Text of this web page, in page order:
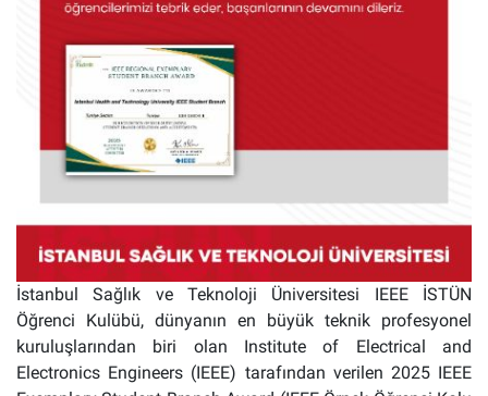
İstanbul Sağlık ve Teknoloji Üniversitesi IEEE İSTÜN
Öğrenci Kulübü, dünyanın en büyük teknik profesyonel
kuruluşlarından biri olan Institute of Electrical and
Electronics Engineers (IEEE) tarafından verilen 2025 IEEE